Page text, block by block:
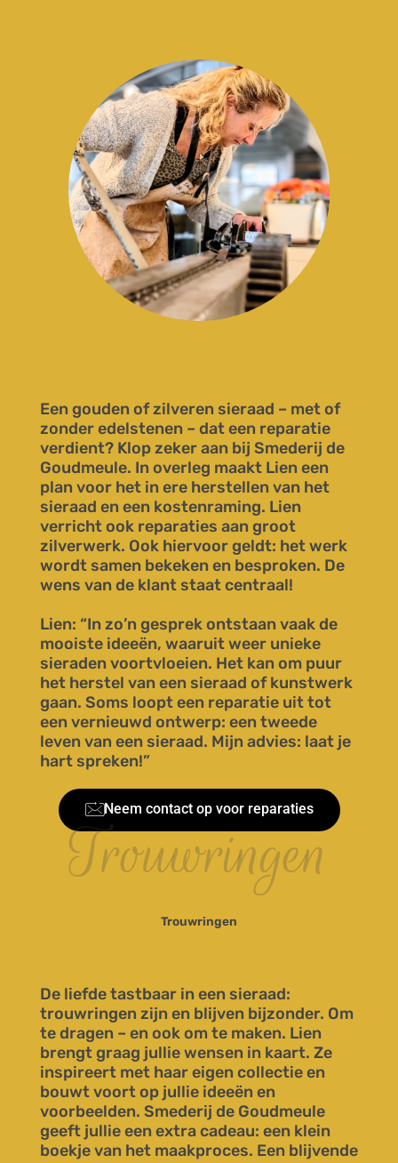
Een gouden of zilveren sieraad – met of
zonder edelstenen – dat een reparatie
verdient? Klop zeker aan bij Smederij de
Goudmeule. In overleg maakt Lien een
plan voor het in ere herstellen van het
sieraad en een kostenraming. Lien
verricht ook reparaties aan groot
zilverwerk. Ook hiervoor geldt: het werk
wordt samen bekeken en besproken. De
wens van de klant staat centraal!
Lien: “In zo’n gesprek ontstaan vaak de
mooiste ideeën, waaruit weer unieke
sieraden voortvloeien. Het kan om puur
het herstel van een sieraad of kunstwerk
gaan. Soms loopt een reparatie uit tot
een vernieuwd ontwerp: een tweede
leven van een sieraad. Mijn advies: laat je
hart spreken!”
Neem contact op voor reparaties
Trouwringen
Trouwringen
De liefde tastbaar in een sieraad:
trouwringen zijn en blijven bijzonder. Om
te dragen – en ook om te maken. Lien
brengt graag jullie wensen in kaart. Ze
inspireert met haar eigen collectie en
bouwt voort op jullie ideeën en
voorbeelden. Smederij de Goudmeule
geeft jullie een extra cadeau: een klein
boekje van het maakproces. Een blijvende